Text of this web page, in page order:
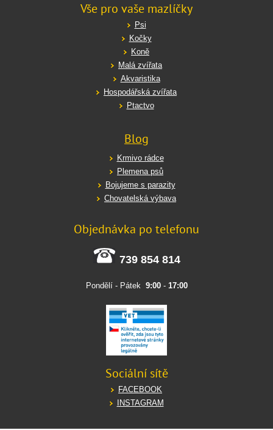
Vše pro vaše mazlíčky
Psi
Kočky
Koně
Malá zvířata
Akvaristika
Hospodářská zvířata
Ptactvo
Blog
Krmivo rádce
Plemena psů
Bojujeme s parazity
Chovatelská výbava
Objednávka po telefonu
739 854 814
Pondělí - Pátek 9:00- 17:00
Sociální sítě
FACEBOOK
INSTAGRAM